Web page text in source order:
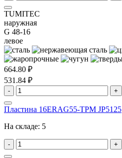
TUMITEC
наружная
G 48-16
левое
664.80 ₽
531.84 ₽
- +
Пластина 16ERAG55-TPM JP5125
На складе: 5
- +